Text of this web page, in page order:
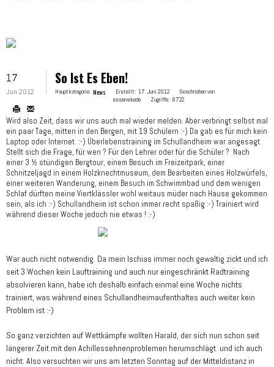
17
Jun 2012
So Ist Es Eben!
Hauptkategorie: News Erstellt: 17. Juni 2012
Geschrieben von
esservekede
Zugriffe: 8722
Wird also Zeit, dass wir uns auch mal wieder melden. Aber verbringt selbst mal
ein paar Tage, mitten in den Bergen, mit 19 Schülern :-) Da gab es für mich kein
Laptop oder Internet. :-) Überlebenstraining im Schullandheim war angesagt.
Stellt sich die Frage, für wen ? Für den Lehrer oder für die Schüler ? Nach
einer 3 ½ stündigen Bergtour, einem Besuch im Freizeitpark, einer
Schnitzeljagd in einem Holzknechtmuseum, dem Bearbeiten eines Holzwürfels,
einer weiteren Wanderung, einem Besuch im Schwimmbad und dem wenigen
Schlaf dürften meine Viertklässler wohl weitaus müder nach Hause gekommen
sein, als ich :-) Schullandheim ist schon immer recht spaßig :-) Trainiert wird
während dieser Woche jedoch nie etwas ! :-)
War auch nicht notwendig. Da mein Ischias immer noch gewaltig zickt und ich
seit 3 Wochen kein Lauftraining und auch nur eingeschränkt Radtraining
absolvieren kann, habe ich deshalb einfach einmal eine Woche nichts
trainiert, was während eines Schullandheimaufenthaltes auch weiter kein
Problem ist :-)
So ganz verzichten auf Wettkämpfe wollten Harald, der sich nun schon seit
längerer Zeit mit den Achillessehnenproblemen herumschlägt und ich auch
nicht. Also versuchten wir uns am letzten Sonntag auf der Mitteldistanz in